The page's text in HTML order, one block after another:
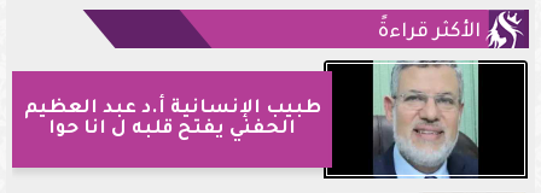
الأكثر قراءةً
طبيب الإنسانية أ.د عبد العظيم
الحفني يفتح قلبه ل انا حوا